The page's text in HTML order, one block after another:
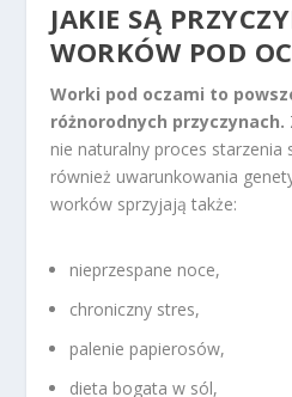
JAKIE SĄ
WORKÓW POD
Worki pod oczami to
różnorodnych przyczynach.
nie naturalny proces starzenia
również uwarunkowania
worków sprzyjają także:
nieprzespane noce,
chroniczny stres,
palenie papierosów,
dieta bogata w sól,